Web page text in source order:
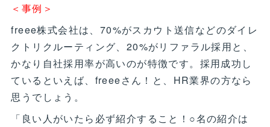
＜事例＞
freee株式会社は、70%がスカウト送信などのダイレ
クトリクルーティング、20%がリファラル採用と、
かなり自社採用率が高いのが特徴です。採用成功し
ているといえば、freeeさん！と、HR業界の方なら
思うでしょう。
「良い人がいたら必ず紹介すること！○名の紹介は